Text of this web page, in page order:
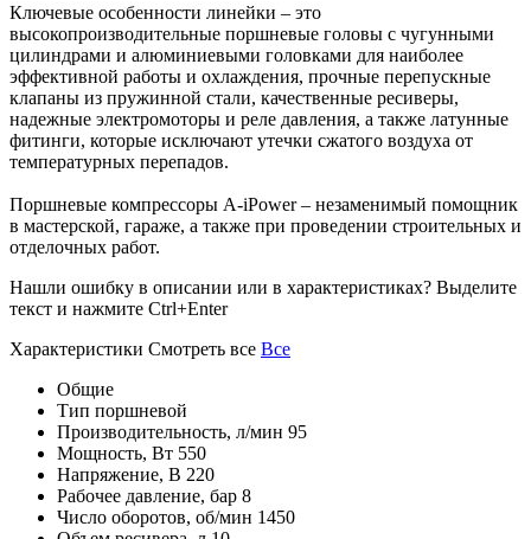
Ключевые особенности линейки – это
высокопроизводительные поршневые головы с чугунными
цилиндрами и алюминиевыми головками для наиболее
эффективной работы и охлаждения, прочные перепускные
клапаны из пружинной стали, качественные ресиверы,
надежные электромоторы и реле давления, а также латунные
фитинги, которые исключают утечки сжатого воздуха от
температурных перепадов.
Поршневые компрессоры A-iPower – незаменимый помощник
в мастерской, гараже, а также при проведении строительных и
отделочных работ.
Нашли ошибку в описании или в характеристиках? Выделите
текст и нажмите Ctrl+Enter
Характеристики Смотреть все Все
Общие
Тип поршневой
Производительность, л/мин 95
Мощность, Вт 550
Напряжение, В 220
Рабочее давление, бар 8
Число оборотов, об/мин 1450